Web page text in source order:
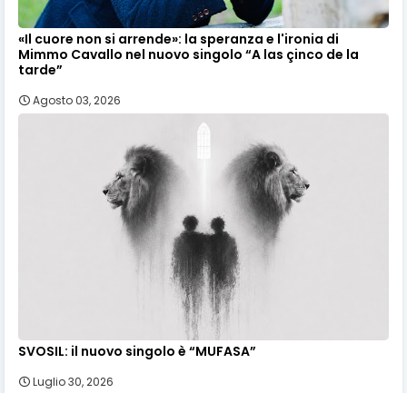
«Il cuore non si arrende»: la speranza e l'ironia di
Mimmo Cavallo nel nuovo singolo “A las çinco de la
tarde”
Agosto 03, 2026
SVOSIL: il nuovo singolo è “MUFASA”
Luglio 30, 2026